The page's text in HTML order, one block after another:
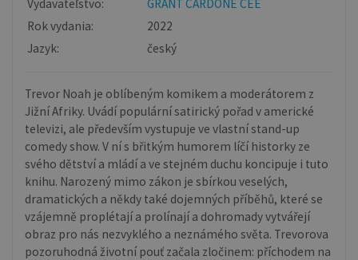
Vydavateľstvo:
GRANT CARDONE CEE
Rok vydania:
2022
Jazyk:
český
Trevor Noah je oblíbeným komikem a moderátorem z
Jižní Afriky. Uvádí populární satirický pořad v americké
televizi, ale především vystupuje ve vlastní stand-up
comedy show. V ní s břitkým humorem líčí historky ze
svého dětství a mládí a ve stejném duchu koncipuje i tuto
knihu. Narozený mimo zákon je sbírkou veselých,
dramatických a někdy také dojemných příběhů, které se
vzájemně proplétají a prolínají a dohromady vytvářejí
obraz pro nás nezvyklého a neznámého světa. Trevorova
pozoruhodná životní pouť začala zločinem: příchodem na